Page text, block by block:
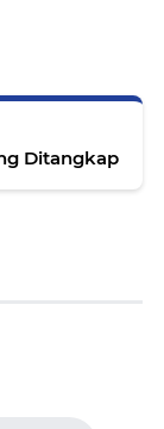
Ditangkap